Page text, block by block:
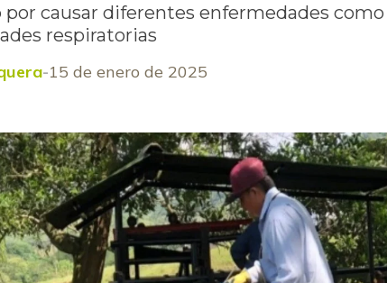
por causar diferentes enfermedades
respiratorias
15 de enero de 2025